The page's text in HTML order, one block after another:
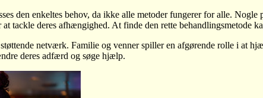
den enkeltes behov, da ikke alle metoder fungerer for alle.
tackle deres afhængighed. At finde den rette behandlingsmetode
netværk. Familie og venner spiller en afgørende rolle i at
deres adfærd og søge hjælp.